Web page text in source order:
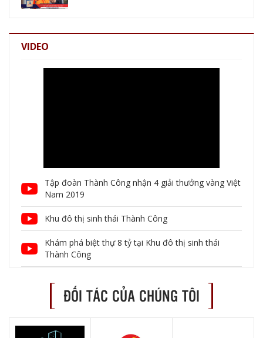
VIDEO
Tập đoàn Thành Công nhận 4 giải thưởng vàng Việt
Nam 2019
Khu đô thị sinh thái Thành Công
Khám phá biệt thự 8 tỷ tại Khu đô thị sinh thái
Thành Công
ĐỐI TÁC CỦA CHÚNG TÔI